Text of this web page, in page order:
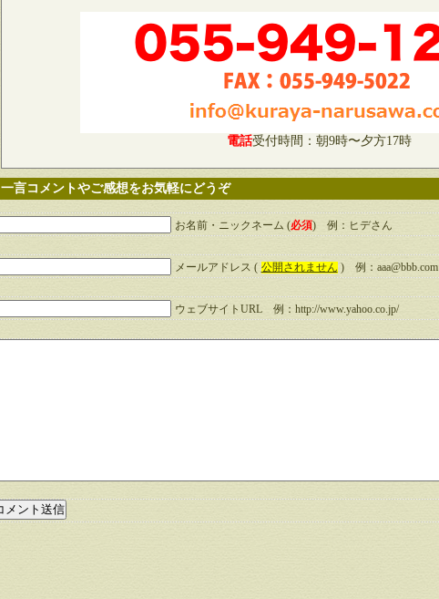
電話受付時間：朝9時〜夕方17時
一言コメントやご感想をお気軽にどうぞ
お名前・ニックネーム (必須) 例：ヒデさん
メールアドレス ( 公開されません ) 例：aaa@bbb.com
ウェブサイトURL 例：http://www.yahoo.co.jp/